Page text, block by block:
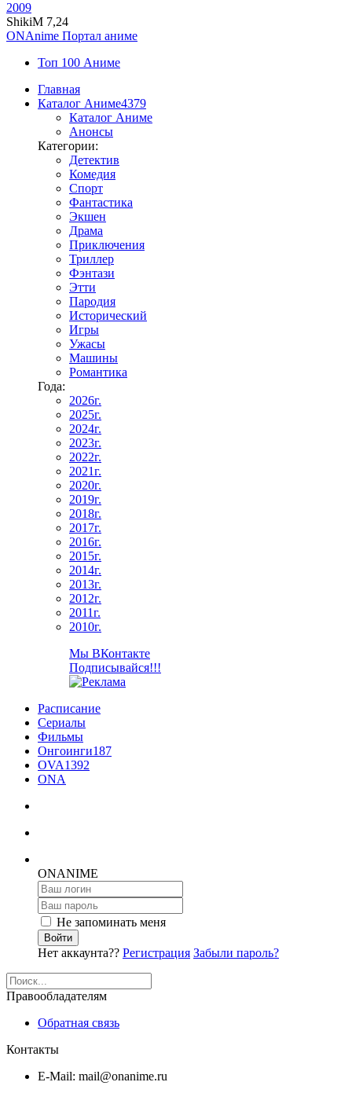
2009
ShikiM 7,24
ONAnime Портал аниме
Топ 100 Аниме
Главная
Каталог Аниме4379
Каталог Аниме
Анонсы
Категории:
Детектив
Комедия
Спорт
Фантастика
Экшен
Драма
Приключения
Триллер
Фэнтази
Этти
Пародия
Исторический
Игры
Ужасы
Машины
Романтика
Года:
2026г.
2025г.
2024г.
2023г.
2022г.
2021г.
2020г.
2019г.
2018г.
2017г.
2016г.
2015г.
2014г.
2013г.
2012г.
2011г.
2010г.
Мы ВКонтакте
Подписывайся!!!
Расписание
Сериалы
Фильмы
Онгоинги187
OVA1392
ONA
ONANIME
Не запоминать меня
Войти
Нет аккаунта?? Регистрация Забыли пароль?
Правообладателям
Обратная связь
Контакты
E-Mail: mail@onanime.ru